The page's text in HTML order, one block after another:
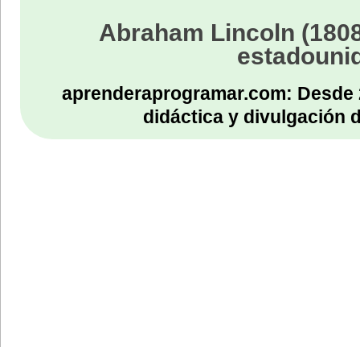
Abraham Lincoln
aprenderaprogramar.com:
didáctica y divulgación